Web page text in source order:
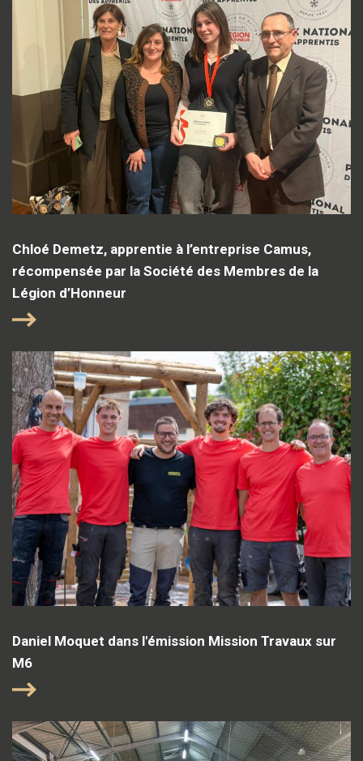
Chloé Demetz, apprentie à l’entreprise Camus,
récompensée par la Société des Membres de la
Légion d’Honneur
Daniel Moquet dans l'émission Mission Travaux sur
M6